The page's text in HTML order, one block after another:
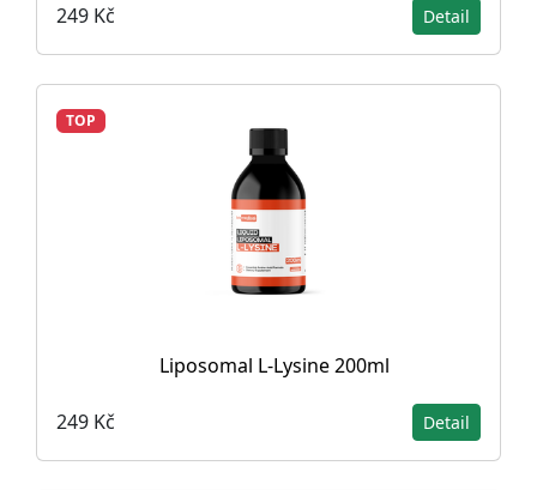
249 Kč Detail
TOP
Liposomal L-Lysine 200ml
249 Kč Detail